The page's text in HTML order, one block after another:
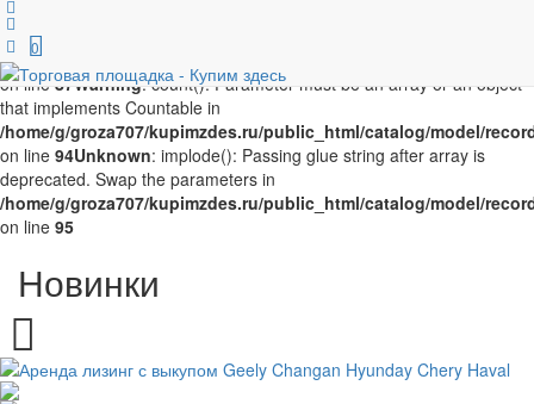
Unknown
Swap the parameters in
/home/g/groza707/kupimzdes.ru/public_html/catalog/model/
on line87Warning: count(): Parameter must be an array or an object
that implements Countable in
/home/g/groza707/kupimzdes.ru/public_html/catalog/model/
on line 94Unknown: implode(): Passing glue string after array is
deprecated. Swap the parameters in
/home/g/groza707/kupimzdes.ru/public_html/catalog/model/
on line 95
0
Новинки